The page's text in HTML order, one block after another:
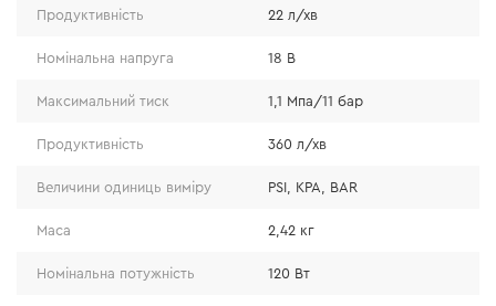
Швидкість накачування: 360 л/хв.
Продуктивність 22 л/хв
Номінальна напруга 18 В
Максимальний тиск 1,1 Мпа/11 бар
Продуктивність 360 л/хв
Величини одиниць виміру PSI, KPA, BAR
Маса 2,42 кг
Номінальна потужність 120 Вт